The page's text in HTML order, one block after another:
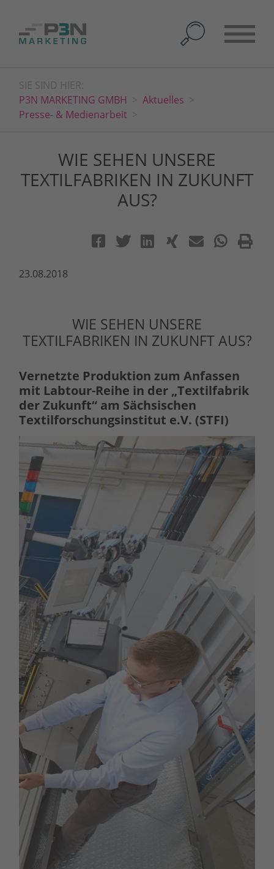
SIE SIND HIER:
P3N MARKETING GMBH
Aktuelles
Presse- & Medienarbeit
WIE SEHEN UNSERE
TEXTILFABRIKEN IN ZUKUNFT
AUS?
23.08.2018
WIE SEHEN UNSERE
TEXTILFABRIKEN IN ZUKUNFT AUS?
Vernetzte Produktion zum Anfassen
mit Labtour-Reihe in der „Textilfabrik
der Zukunft“ am Sächsischen
Textilforschungsinstitut e.V. (STFI)